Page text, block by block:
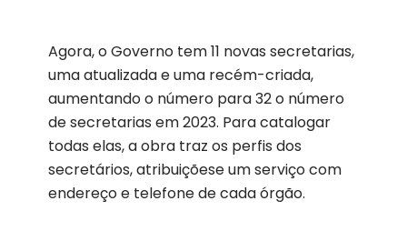
Agora, o Governo tem 11 novas secretarias,
uma atualizada e uma recém-criada,
aumentando o número para 32 o número
de secretarias em 2023. Para catalogar
todas elas, a obra traz os perfis dos
secretários, atribuiçõese um serviço com
endereço e telefone de cada órgão.